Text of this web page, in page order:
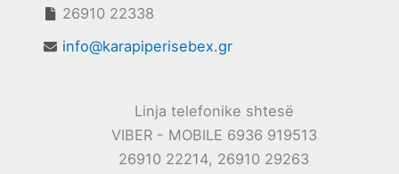
26910 22338
info@karapiperisebex.gr
Linja telefonike shtesë
VIBER - MOBILE 6936 919513
26910 22214, 26910 29263